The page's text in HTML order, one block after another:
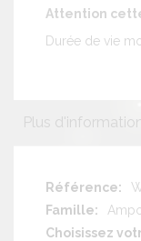
Attention
Durée de vie
Plus
Plus
d'information